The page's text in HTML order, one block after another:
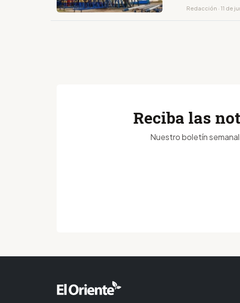
Redacción · 11 de
Reciba las
Nuestro boletín